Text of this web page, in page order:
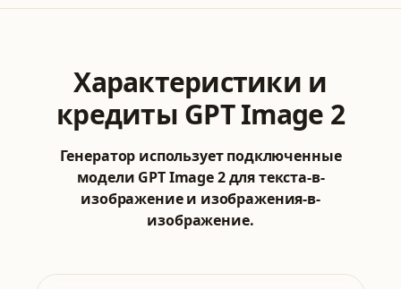
Характеристики и
кредиты GPT Image 2
Генератор использует подключенные
модели GPT Image 2 для текста-в-
изображение и изображения-в-
изображение.